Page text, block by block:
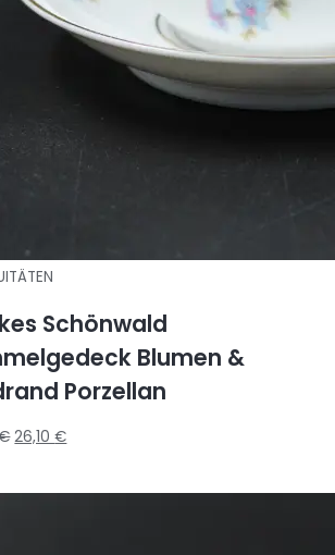
Schönwald
Blumen &
Porzellan
26,10€